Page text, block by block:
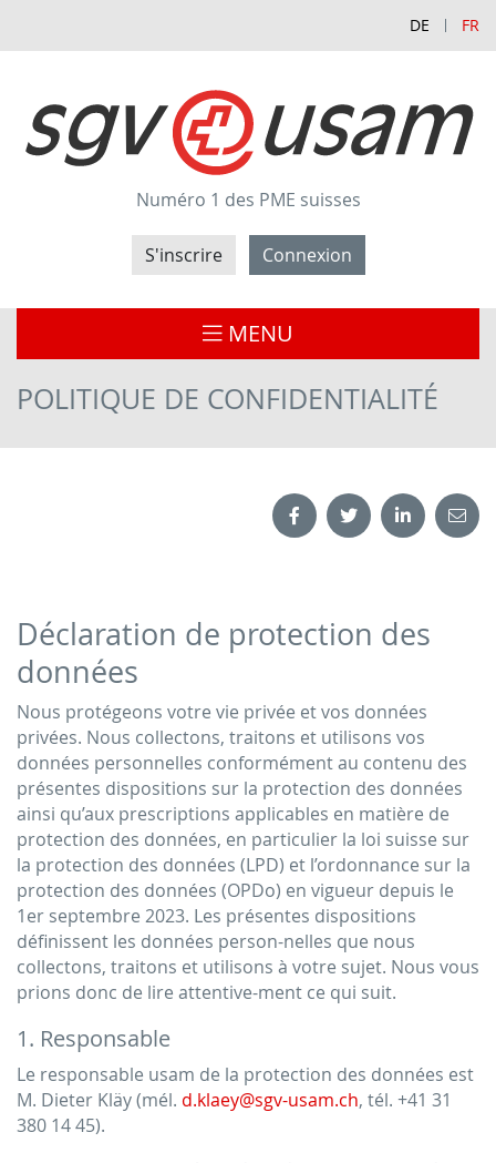
DE FR
Numéro 1 des PME suisses
S'inscrire Connexion
MENU
POLITIQUE DE CONFIDENTIALITÉ
Déclaration de protection des
données
Nous protégeons votre vie privée et vos données
privées. Nous collectons, traitons et utilisons vos
données personnelles conformément au contenu des
présentes dispositions sur la protection des données
ainsi qu’aux prescriptions applicables en matière de
protection des données, en particulier la loi suisse sur
la protection des données (LPD) et l’ordonnance sur la
protection des données (OPDo) en vigueur depuis le
1er septembre 2023. Les présentes dispositions
définissent les données person-nelles que nous
collectons, traitons et utilisons à votre sujet. Nous vous
prions donc de lire attentive-ment ce qui suit.
1. Responsable
Le responsable usam de la protection des données est
M. Dieter Kläy (mél. d.klaey@sgv-usam.ch, tél. +41 31
380 14 45).